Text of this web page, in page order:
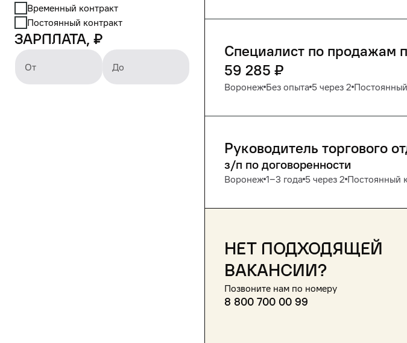
Временный контракт
Постоянный контракт
Зарплата, ₽
От До
Специалист по продажам
59 285 ₽
Воронеж Без опыта 5 через 2
Руководитель торгового
з/п по договоренности
Воронеж 1‒3 года 5 через 2 Постоянный
Нет подходящей
вакансии?
Позвоните нам по номеру
8 800 700 00 99